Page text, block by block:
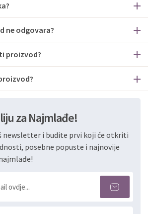
ne odgovara?
proizvod?
za Najmlađe!
newsletter i budite prvi koji će otkriti
posebne popuste i najnovije